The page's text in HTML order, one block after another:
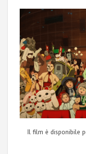
Il film è disponibile